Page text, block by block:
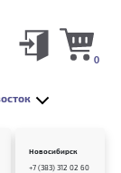
0
Новосибирск
+7 (383) 312 02 60